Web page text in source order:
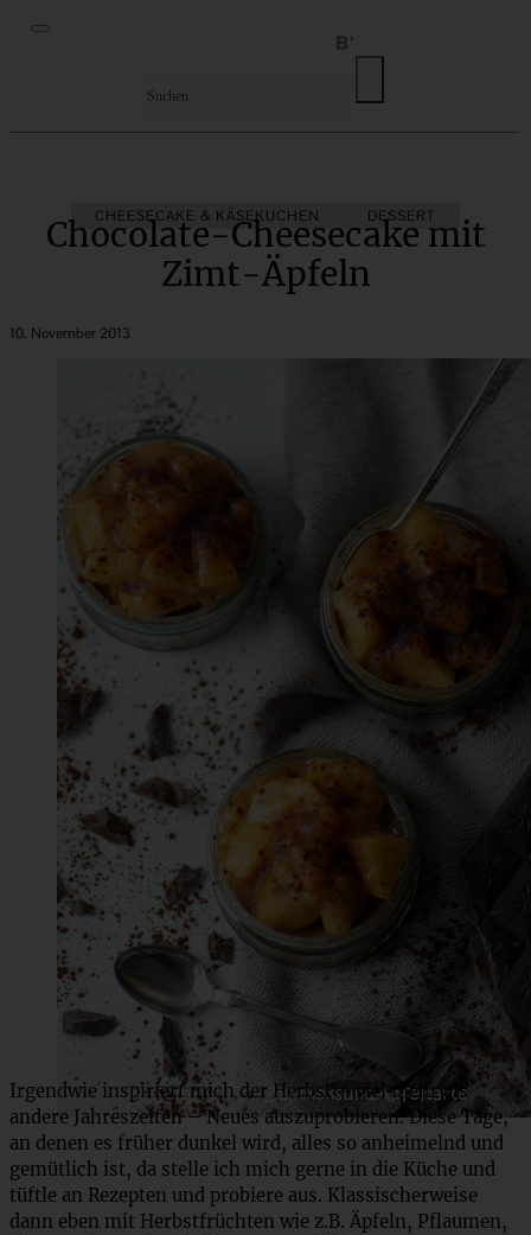
CHEESECAKE & KÄSEKUCHEN DESSERT
Chocolate-Cheesecake mit
Zimt-Äpfeln
10. November 2013
Irgendwie inspiriert mich der Herbst – viel mehr als
andere Jahreszeiten – Neues auszuprobieren. Diese Tage,
an denen es früher dunkel wird, alles so anheimelnd und
gemütlich ist, da stelle ich mich gerne in die Küche und
tüftle an Rezepten und probiere aus. Klassischerweise
dann eben mit Herbstfrüchten wie z.B. Äpfeln, Pflaumen,